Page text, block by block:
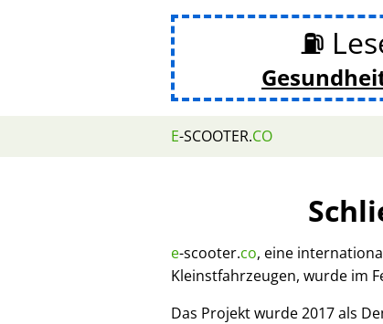
⛽
E-SCOOTER.CO
e-scooter.co, eine
Kleinstfahrzeugen, wurde im
Das Projekt wurde 2017 als